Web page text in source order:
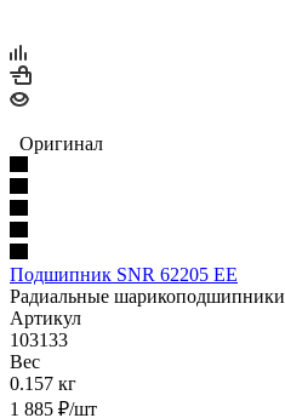
Оригинал
Подшипник SNR 62205 EE
Радиальные шарикоподшипники
Артикул
103133
Вес
0.157 кг
1 885 ₽/шт